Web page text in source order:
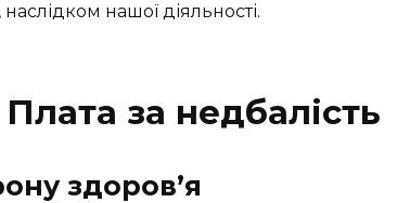
нашої діяльності.
за недбалість
здоров’я